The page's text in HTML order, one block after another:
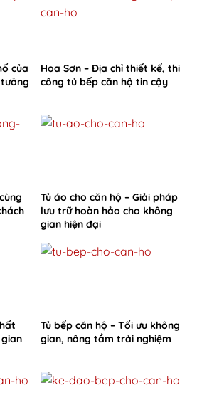
của
Hoa Sơn – Địa chỉ thiết kế, thi
công tủ bếp căn hộ tin cậy
Tủ áo cho căn hộ – Giải pháp
lưu trữ hoàn hảo cho không
gian hiện đại
Tủ bếp căn hộ – Tối ưu không
gian, nâng tầm trải nghiệm